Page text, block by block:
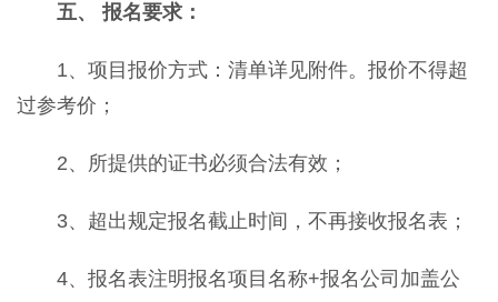
五、 报名要求：
1、项目报价方式：清单详见附件。报价不得超
过参考价；
2、所提供的证书必须合法有效；
3、超出规定报名截止时间，不再接收报名表；
4、报名表注明报名项目名称+报名公司加盖公